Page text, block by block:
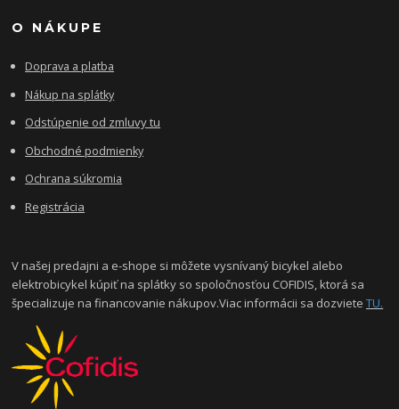
O NÁKUPE
Doprava a platba
Nákup na splátky
Odstúpenie od zmluvy tu
Obchodné podmienky
Ochrana súkromia
Registrácia
V našej predajni a e-shope si môžete vysnívaný bicykel alebo
elektrobicykel kúpiť na splátky so spoločnosťou COFIDIS, ktorá sa
špecializuje na financovanie nákupov.Viac informácii sa dozvieteTU.